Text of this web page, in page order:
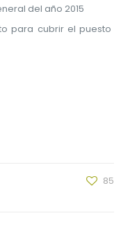
del año 2015
para cubrir el puesto
85